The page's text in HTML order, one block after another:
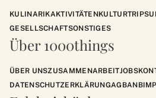
KULINARIKAKTIVITÄTENKULTURTRIPS
GESELLSCHAFTSONSTIGES
Über 1000things
ÜBER UNSZUSAMMENARBEITJOBS
DATENSCHUTZERKLÄRUNGAGBANB